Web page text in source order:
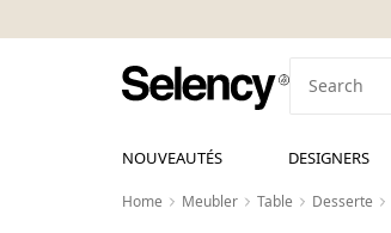
NOUVEAUTÉS DESIGNERS
Home Meubler Table Desserte